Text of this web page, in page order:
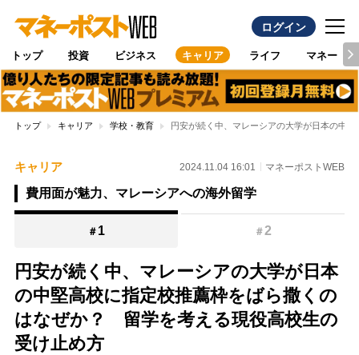
ログイン
トップ 投資 ビジネス キャリア ライフ マネー
トップ キャリア 学校・教育 円安が続く中、マレーシアの大学が日本の中
キャリア 2024.11.04 16:01 マネーポストWEB
費用面が魅力、マレーシアへの海外留学
＃ 1 ＃2
円安が続く中、マレーシアの大学が日本
の中堅高校に指定校推薦枠をばら撒くの
はなぜか？ 留学を考える現役高校生の
受け止め方